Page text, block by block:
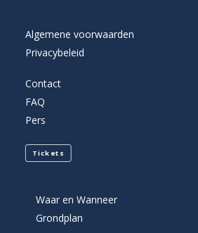
Algemene voorwaarden
Privacybeleid
Contact
FAQ
Pers
Tickets
Waar en Wanneer
Grondplan